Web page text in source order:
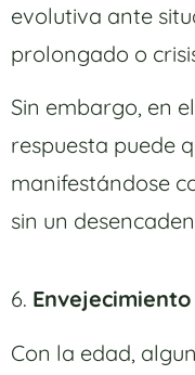
evolutiva ante
prolongado o
Sin embargo, en
respuesta puede
manifestándose
sin un
6.
Con la edad,